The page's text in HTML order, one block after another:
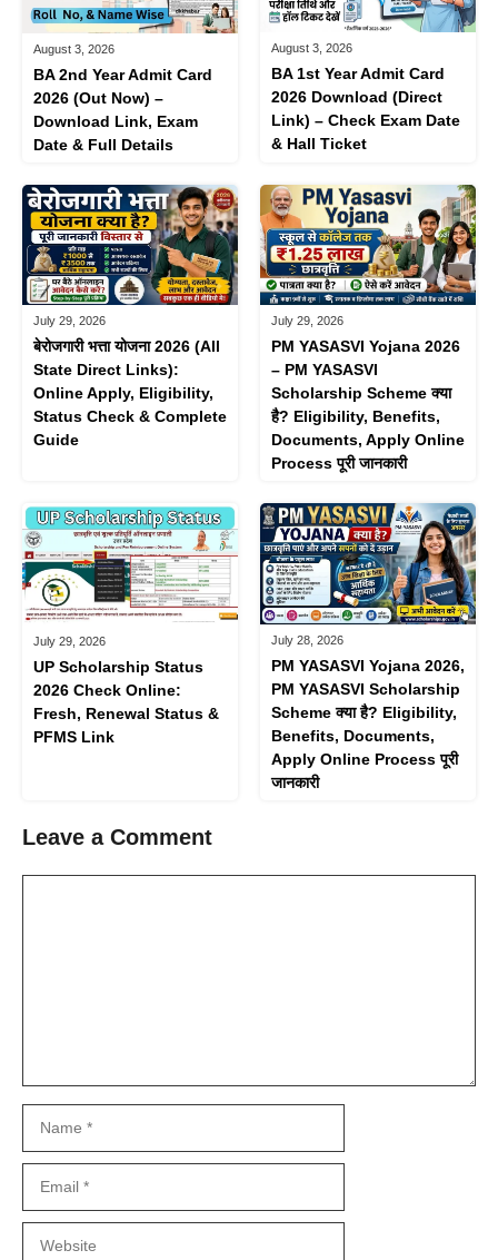
August 3, 2026
BA 2nd Year Admit Card
2026 (Out Now) –
Download Link, Exam
Date & Full Details
August 3, 2026
BA 1st Year Admit Card
2026 Download (Direct
Link) – Check Exam Date
& Hall Ticket
July 29, 2026
बेरोजगारी भत्ता योजना 2026 (All
State Direct Links):
Online Apply, Eligibility,
Status Check & Complete
Guide
July 29, 2026
PM YASASVI Yojana 2026
– PM YASASVI
Scholarship Scheme क्या
है? Eligibility, Benefits,
Documents, Apply Online
Process पूरी जानकारी
July 29, 2026
UP Scholarship Status
2026 Check Online:
Fresh, Renewal Status &
PFMS Link
July 28, 2026
PM YASASVI Yojana 2026,
PM YASASVI Scholarship
Scheme क्या है? Eligibility,
Benefits, Documents,
Apply Online Process पूरी
जानकारी
Leave a Comment